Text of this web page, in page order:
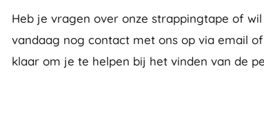
Heb je vragen over onze strappingtape of
vandaag nog contact met ons op via email
klaar om je te helpen bij het vinden van de